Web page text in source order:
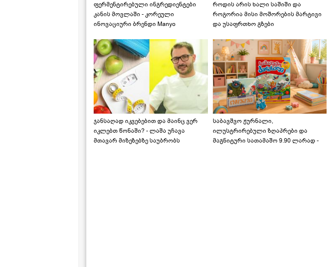
ფერმენტირებული ინგრედიენტები
კანის მოვლაში - კორეული
ინოვაციური ბრენდი Manyo
როდის არის ხალი საშიში და
როგორია მისი მოშორების მარტივი
და უსაფრთხო გზები
ჯანსაღად იკვებებით და მაინც ვერ
იკლებთ წონაში? - ლაშა უჩავა
მთავარ მიზეზებზე საუბრობს
საბავშვო ჟურნალი,
ილუსტრირებული ზღაპრები და
მაგნიტური სათამაშო 9.90 ლარად -